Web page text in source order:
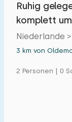
Ruhig
komplett
Niederlande
3 km von
2 Personen | 0